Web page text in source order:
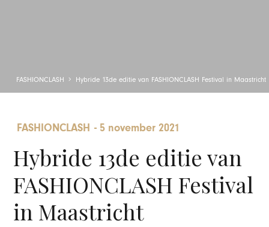
FASHIONCLASH Hybride 13de editie van FASHIONCLASH Festival in Maastricht
FASHIONCLASH - 5 november 2021
Hybride 13de editie van
FASHIONCLASH Festival
in Maastricht